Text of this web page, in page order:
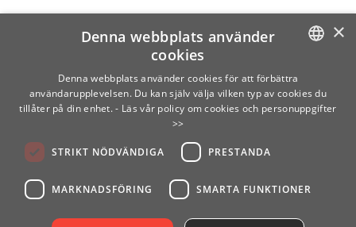
SWEDISH
×
Denna webbplats använder
cookies
Denna webbplats använder cookies för att förbättra
användarupplevelsen. Du kan själv välja vilken typ av cookies du
tillåter på din enhet. - Läs vår policy om cookies och personuppgifter
>>
STRIKT NÖDVÄNDIGA PRESTANDA
MARKNADSFÖRING SMARTA FUNKTIONER